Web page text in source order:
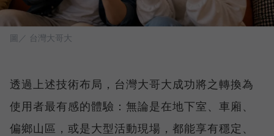
圖／ 台灣大哥大
透過上述技術布局，台灣大哥大成功將之轉換為
使用者最有感的體驗：無論是在地下室、車廂、
偏鄉山區，或是大型活動現場，都能享有穩定、